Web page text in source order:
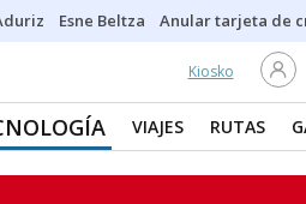
Esne Beltza Anular tarjeta de
Kiosko
VIAJES RUTAS